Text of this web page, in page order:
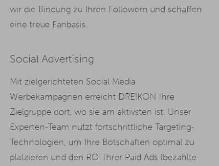
wir die Bindung zu Ihren Followern und schaffen
eine treue Fanbasis.
Social Advertising
Mit zielgerichteten Social Media
Werbekampagnen erreicht DREIKON Ihre
Zielgruppe dort, wo sie am aktivsten ist. Unser
Experten-Team nutzt fortschrittliche Targeting-
Technologien, um Ihre Botschaften optimal zu
platzieren und den ROI Ihrer Paid Ads (bezahlte